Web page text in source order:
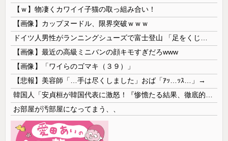
【ｗ】物凄くカワイイ子猫の取っ組み合い！
【画像】カップヌードル、限界突破ｗｗｗ
【画像】最近の高級ミニバンの顔キモすぎだろwww
【画像】「ワイらのゴマキ（３９）」
【悲報】美容師「…手は尽くしました」おば「ｱｯ…ｯｽ…」→
お部屋が汚部屋になってまう、、